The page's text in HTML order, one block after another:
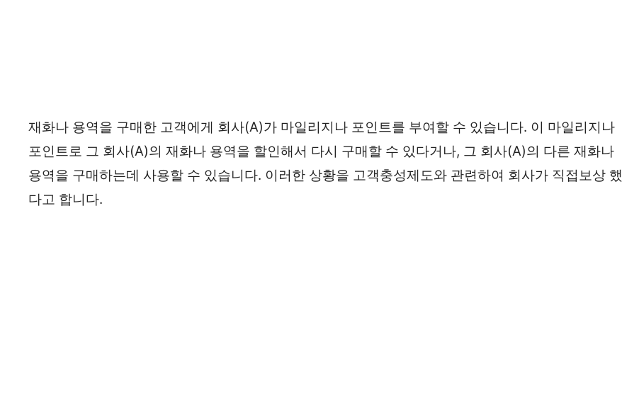
재화나 용역을 구매한 고객에게 회사(A)가 마일리지나 포인트를 부여할 수 있습니다. 이 마일리지나
포인트로 그 회사(A)의 재화나 용역을 할인해서 다시 구매할 수 있다거나, 그 회사(A)의 다른 재화나
용역을 구매하는데 사용할 수 있습니다. 이러한 상황을 고객충성제도와 관련하여 회사가 직접보상 했
다고 합니다.